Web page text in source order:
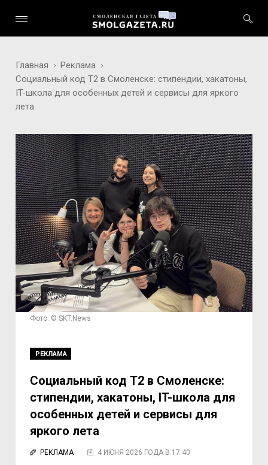
Главная
Реклама
Социальный код T2 в Смоленске: стипендии, хакатоны,
IT-школа для особенных детей и сервисы для яркого
лета
Фото: © SKT.News
РЕКЛАМА
Социальный код T2 в Смоленске:
стипендии, хакатоны, IT-школа для
особенных детей и сервисы для
яркого лета
РЕКЛАМА 4 ИЮНЯ 2026 ГОДА В 17:40